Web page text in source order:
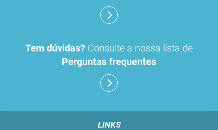
Tem dúvidas? Consulte a nossa lista de
Perguntas frequentes
LINKS